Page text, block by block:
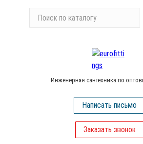
и
Инженерная сантехника по
Написать письмо
Заказать звонок